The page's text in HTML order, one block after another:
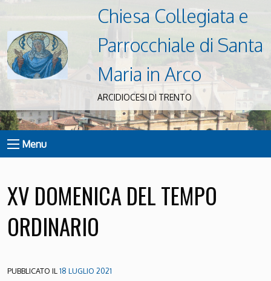
Chiesa Collegiata e
Parrocchiale di Santa
Maria in Arco
ARCIDIOCESI DI TRENTO
Menu
XV DOMENICA DEL TEMPO
ORDINARIO
PUBBLICATO IL18 LUGLIO 2021